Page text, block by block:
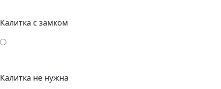
Калитка с замком
Калитка не нужна